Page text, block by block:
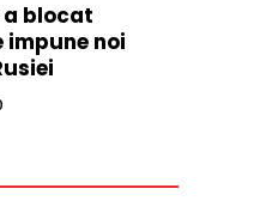
a blocat
impune noi